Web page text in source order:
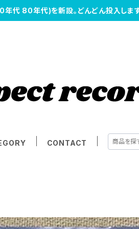
80年代)を新設。どんどん投入します
CONTACT